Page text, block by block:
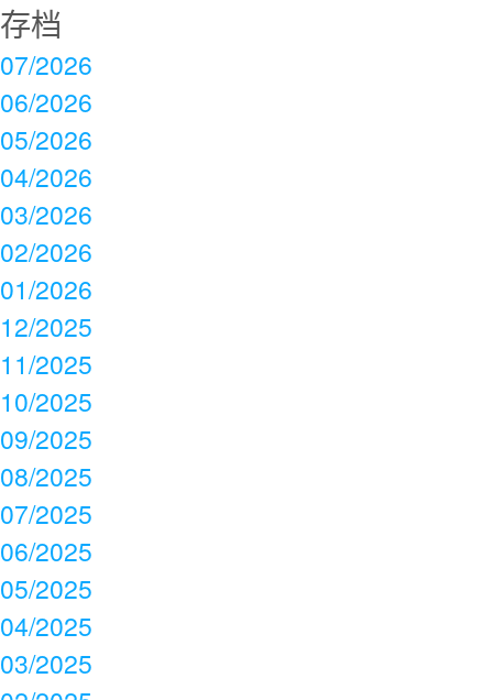
存档
07/2026
06/2026
05/2026
04/2026
03/2026
02/2026
01/2026
12/2025
11/2025
10/2025
09/2025
08/2025
07/2025
06/2025
05/2025
04/2025
03/2025